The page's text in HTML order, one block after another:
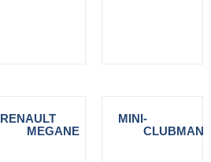
RENAULT
-
MEGANE
MINI-
CLUBMAN